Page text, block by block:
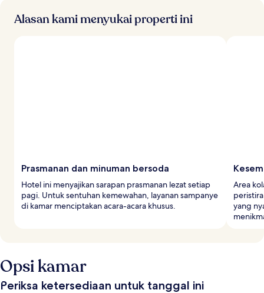
Alasan kami menyukai properti ini
Prasmanan dan minuman bersoda
Hotel ini menyajikan sarapan prasmanan lezat setiap
pagi. Untuk sentuhan kemewahan, layanan sampanye
di kamar menciptakan acara-acara khusus.
Area
yang
Opsi kamar
Periksa ketersediaan untuk tanggal ini